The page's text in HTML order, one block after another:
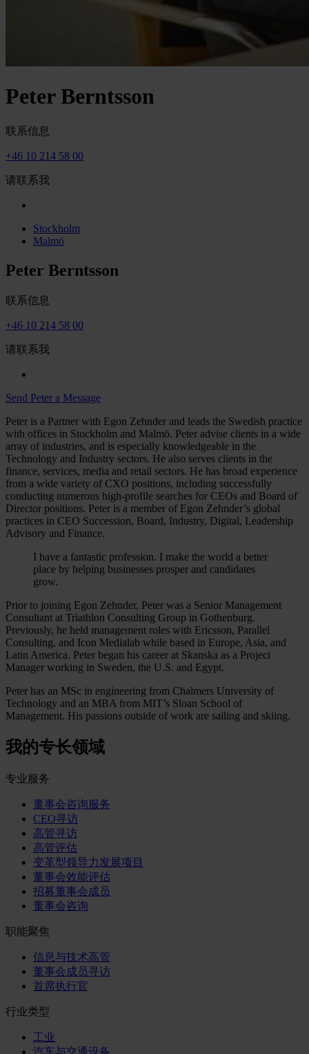
Peter Berntsson
联系信息
+46 10 214 58 00
请联系我
Stockholm
Malmö
Peter Berntsson
联系信息
+46 10 214 58 00
请联系我
Send Peter a Message
Peter is a Partner with Egon Zehnder and leads the Swedish practice
with offices in Stockholm and Malmö. Peter advise clients in a wide
array of industries, and is especially knowledgeable in the
Technology and Industry sectors. He also serves clients in the
finance, services, media and retail sectors. He has broad experience
from a wide variety of CXO positions, including successfully
conducting numerous high-profile searches for CEOs and Board of
Director positions. Peter is a member of Egon Zehnder’s global
practices in CEO Succession, Board, Industry, Digital, Leadership
Advisory and Finance.
I have a fantastic profession. I make the world a better
place by helping businesses prosper and candidates
grow.
Prior to joining Egon Zehnder, Peter was a Senior Management
Consultant at Triathlon Consulting Group in Gothenburg.
Previously, he held management roles with Ericsson, Parallel
Consulting, and Icon Medialab while based in Europe, Asia, and
Latin America. Peter began his career at Skanska as a Project
Manager working in Sweden, the U.S. and Egypt.
Peter has an MSc in engineering from Chalmers University of
Technology and an MBA from MIT’s Sloan School of
Management. His passions outside of work are sailing and skiing.
我的专长领域
专业服务
董事会咨询服务
CEO寻访
高管寻访
高管评估
变革型领导力发展项目
董事会效能评估
招募董事会成员
董事会咨询
职能聚焦
信息与技术高管
董事会成员寻访
首席执行官
行业类型
工业
汽车与交通设备